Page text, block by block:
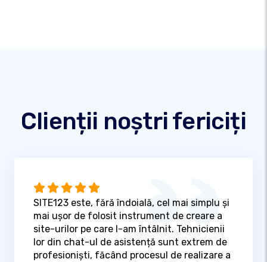
Clienții noștri fericiți
SITE123 este, fără îndoială, cel mai simplu și
mai ușor de folosit instrument de creare a
site-urilor pe care l-am întâlnit. Tehnicienii
lor din chat-ul de asistență sunt extrem de
profesioniști, făcând procesul de realizare a